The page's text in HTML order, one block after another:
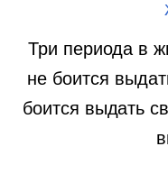
Три периода в
не боится
боится выдать